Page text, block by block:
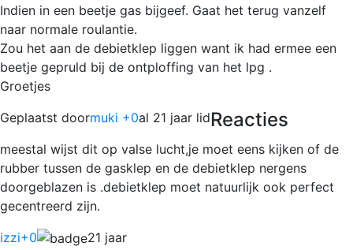
Indien in een beetje gas bijgeef. Gaat het terug vanzelf
naar normale roulantie.
Zou het aan de debietklep liggen want ik had ermee een
beetje gepruld bij de ontploffing van het lpg .
Groetjes
Geplaatst doormuki +0al 21 jaar lidReacties
meestal wijst dit op valse lucht,je moet eens kijken of de
rubber tussen de gasklep en de debietklep nergens
doorgeblazen is .debietklep moet natuurlijk ook perfect
gecentreerd zijn.
izzi+0 21 jaar